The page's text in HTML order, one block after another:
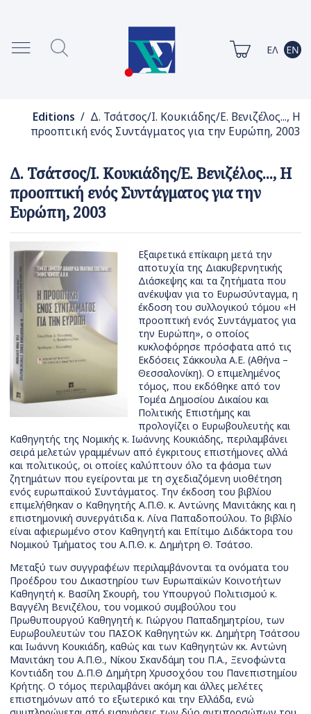
Editions / Δ. Τσάτσος/Ι. Κουκιάδης/Ε. Βενιζέλος..., Η
προοπτική ενός Συντάγματος για την Ευρώπη, 2003
Δ. Τσάτσος/Ι. Κουκιάδης/Ε. Βενιζέλος..., Η
προοπτική ενός Συντάγματος για την
Ευρώπη, 2003
Εξαιρετικά επίκαιρη μετά την
αποτυχία της Διακυβερνητικής
Διάσκεψης και τα ζητήματα που
ανέκυψαν για το Ευρωσύνταγμα, η
έκδοση του συλλογικού τόμου «Η
προοπτική ενός Συντάγματος για
την Ευρώπη», ο οποίος
κυκλοφόρησε πρόσφατα από τις
Εκδόσεις Σάκκουλα Α.Ε. (Αθήνα –
Θεσσαλονίκη). Ο επιμελημένος
τόμος, που εκδόθηκε από τον
Τομέα Δημοσίου Δικαίου και
Πολιτικής Επιστήμης και
προλογίζει ο Ευρωβουλευτής και
Καθηγητής της Νομικής κ. Ιωάννης Κουκιάδης, περιλαμβάνει
σειρά μελετών γραμμένων από έγκριτους επιστήμονες αλλά
και πολιτικούς, οι οποίες καλύπτουν όλο τα φάσμα των
ζητημάτων που εγείρονται με τη σχεδιαζόμενη υιοθέτηση
ενός ευρωπαϊκού Συντάγματος. Την έκδοση του βιβλίου
επιμελήθηκαν ο Καθηγητής Α.Π.Θ. κ. Αντώνης Μανιτάκης και η
επιστημονική συνεργάτιδα κ. Λίνα Παπαδοπούλου. Το βιβλίο
είναι αφιερωμένο στον Καθηγητή και Επίτιμο Διδάκτορα του
Νομικού Τμήματος του Α.Π.Θ. κ. Δημήτρη Θ. Τσάτσο.
Μεταξύ των συγγραφέων περιλαμβάνονται τα ονόματα του
Προέδρου του Δικαστηρίου των Ευρωπαϊκών Κοινοτήτων
Καθηγητή κ. Βασίλη Σκουρή, του Υπουργού Πολιτισμού κ.
Βαγγέλη Βενιζέλου, του νομικού συμβούλου του
Πρωθυπουργού Καθηγητή κ. Γιώργου Παπαδημητρίου, των
Ευρωβουλευτών του ΠΑΣΟΚ Καθηγητών κκ. Δημήτρη Τσάτσου
και Ιωάννη Κουκιάδη, καθώς και των Καθηγητών κκ. Αντώνη
Μανιτάκη του Α.Π.Θ., Νίκου Σκανδάμη του Π.Α., Ξενοφώντα
Κοντιάδη του Δ.Π.Θ Δημήτρη Χρυσοχόου του Πανεπιστημίου
Κρήτης. Ο τόμος περιλαμβάνει ακόμη και άλλες μελέτες
επιστημόνων από το εξωτερικό και την Ελλάδα, ενώ